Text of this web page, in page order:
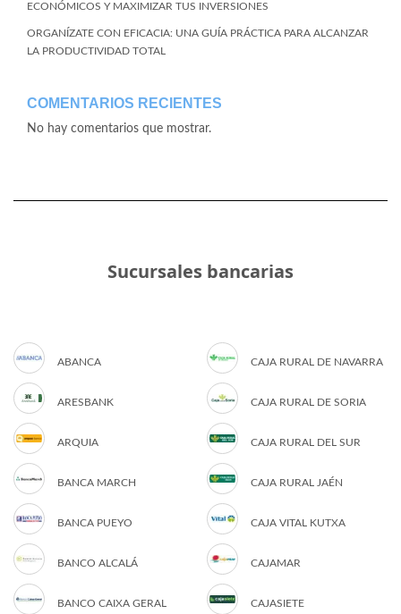
ECONÓMICOS Y MAXIMIZAR TUS INVERSIONES
ORGANÍZATE CON EFICACIA: UNA GUÍA PRÁCTICA PARA ALCANZAR
LA PRODUCTIVIDAD TOTAL
COMENTARIOS RECIENTES
No hay comentarios que mostrar.
Sucursales bancarias
ABANCA
ARESBANK
ARQUIA
BANCA MARCH
BANCA PUEYO
BANCO ALCALÁ
BANCO CAIXA GERAL
CAJA RURAL DE NAVARRA
CAJA RURAL DE SORIA
CAJA RURAL DEL SUR
CAJA RURAL JAÉN
CAJA VITAL KUTXA
CAJAMAR
CAJASIETE